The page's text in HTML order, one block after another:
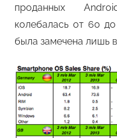
проданных
колебалась от 60
была замечена лишь